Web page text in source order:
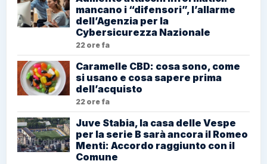
mancano i “difensori”, l’allarme
dell’Agenzia per la
Cybersicurezza Nazionale
22 ore fa
Caramelle CBD: cosa sono, come
si usano e cosa sapere prima
dell’acquisto
22 ore fa
Juve Stabia, la casa delle Vespe
per la serie B sarà ancora il Romeo
Menti: Accordo raggiunto con il
Comune